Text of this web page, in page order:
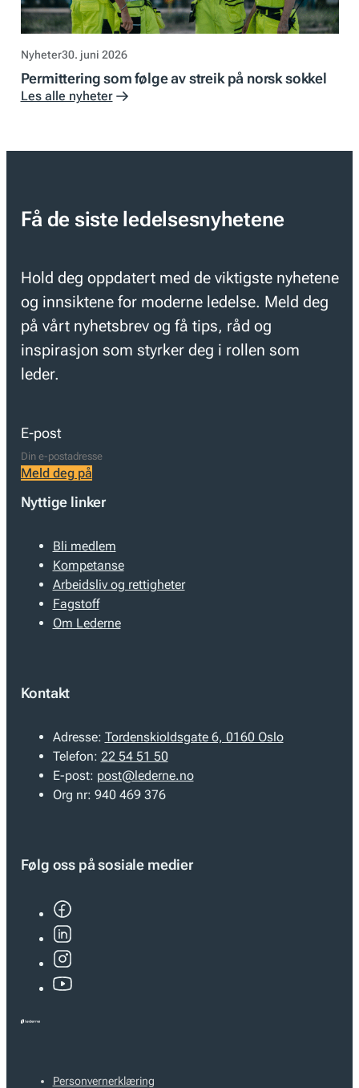
Nyheter30. juni 2026
Permittering som følge av streik på norsk sokkel
Les alle nyheter
Få de siste ledelsesnyhetene
Hold deg oppdatert med de viktigste nyhetene
og innsiktene for moderne ledelse. Meld deg
på vårt nyhetsbrev og få tips, råd og
inspirasjon som styrker deg i rollen som
leder.
E-post
Meld deg på
Nyttige linker
Bli medlem
Kompetanse
Arbeidsliv og rettigheter
Fagstoff
Om Lederne
Kontakt
Adresse: Tordenskioldsgate 6, 0160 Oslo
Telefon: 22 54 51 50
E-post: post@lederne.no
Org nr: 940 469 376
Følg oss på sosiale medier
Personvernerklæring